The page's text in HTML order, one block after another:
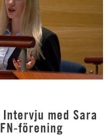
med Sara
förening